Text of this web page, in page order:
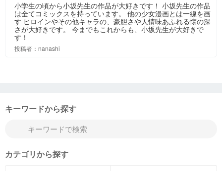
小学生の頃から小坂先生の作品が大好きです！ 小坂先生の作品
は全てコミックスを持っています。 他の少女漫画とは一線を画
す ヒロインやその他キャラの、豪胆さや人情味あふれる懐の深
さが大好きです。 今までもこれからも、小坂先生が大好きで
す！
投稿者：nanashi
キーワードから探す
カテゴリから探す